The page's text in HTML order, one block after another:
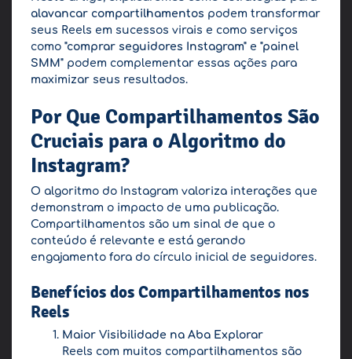
alavancar compartilhamentos podem transformar
seus Reels em sucessos virais e como serviços
como "comprar seguidores Instagram" e "painel
SMM" podem complementar essas ações para
maximizar seus resultados.
Por Que Compartilhamentos São
Cruciais para o Algoritmo do
Instagram?
O algoritmo do Instagram valoriza interações que
demonstram o impacto de uma publicação.
Compartilhamentos são um sinal de que o
conteúdo é relevante e está gerando
engajamento fora do círculo inicial de seguidores.
Benefícios dos Compartilhamentos nos
Reels
Maior Visibilidade na Aba Explorar
Reels com muitos compartilhamentos são